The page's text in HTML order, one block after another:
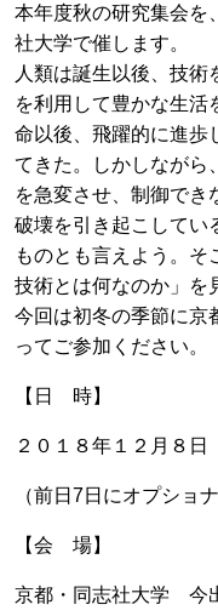
本年度秋の研究集会を
社大学で催します。
人類は誕生以後、技
を利用して豊かな生活
命以後、飛躍的に進歩
てきた。しかしながら
を急変させ、制御でき
破壊を引き起こしてい
ものとも言えよう。そ
技術とは何なのか」を
今回は初冬の季節に京
ってご参加ください。
【日 時】
２０１８年１２月８日
（前日7日にオプショ
【会 場】
京都・同志社大学 今